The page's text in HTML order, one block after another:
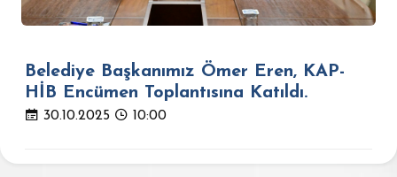
Belediye Başkanımız Ömer Eren, KAP-
HİB Encümen Toplantısına Katıldı.
30.10.2025 10:00